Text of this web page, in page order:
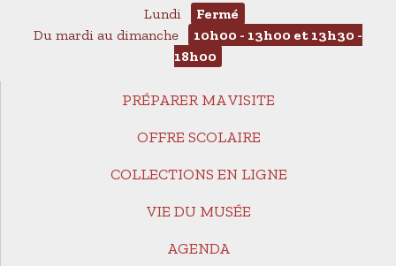
Lundi
Fermé
Du mardi au dimanche
10h00 - 13h00 et 13h30 -
18h00
PRÉPARER MA VISITE
OFFRE SCOLAIRE
COLLECTIONS EN LIGNE
VIE DU MUSÉE
AGENDA